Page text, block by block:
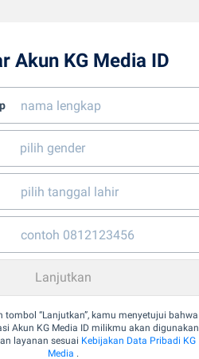
Akun KG Media ID
tombol “Lanjutkan”, kamu menyetujui bahwa
Akun KG Media ID milikmu akan digunakan
layanan sesuai Kebijakan Data Pribadi KG
Media .